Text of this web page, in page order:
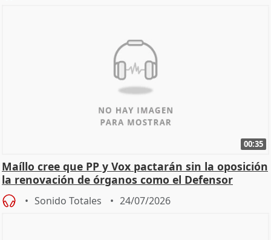
00:35
Maíllo cree que PP y Vox pactarán sin la oposición
la renovación de órganos como el Defensor
Sonido Totales 24/07/2026